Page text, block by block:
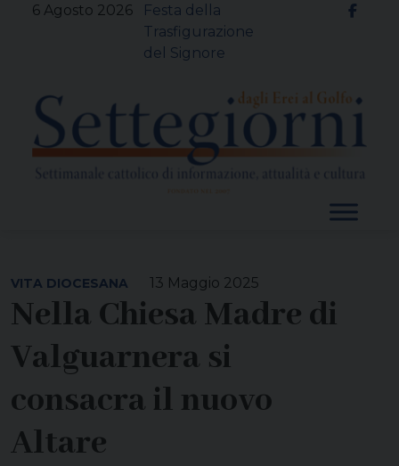
6 Agosto 2026
Festa della
Trasfigurazione
del Signore
13 Maggio 2025
VITA DIOCESANA
Nella Chiesa Madre di
Valguarnera si
consacra il nuovo
Altare